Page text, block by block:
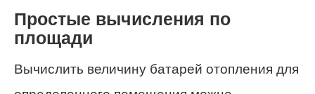
Простые вычисления по
площади
Вычислить величину батарей отопления для